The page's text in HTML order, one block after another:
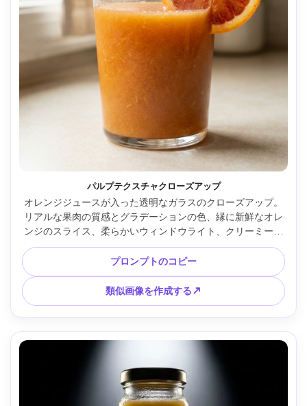
パルプテクスチャクローズアップ
オレンジジュースが入った透明なガラスのクローズアップ。
リアルな果肉の質感とグラデーションの色、縁に新鮮なオレ
ンジのスライス、柔らかいウィンドウライト、クリーミーな
ハイライト、富士フイルム X-T5 で撮影、f/2 の 56mm レン
ズ、フォトリアルな食品広告の詳細、テキストなし --ar 4:5
プロンプトのコピー
類似画像を作成する↗